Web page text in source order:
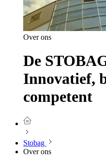
Over ons
De
Innovatief,
competent
Stobag
Over ons